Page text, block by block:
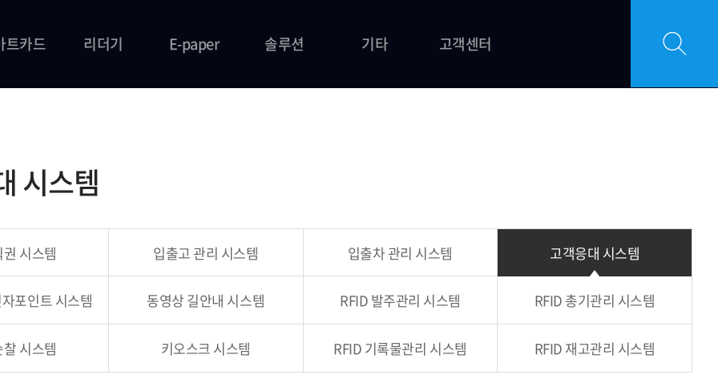
트카드 리더기 E-paper 솔루션 기타 고객센터
시스템
시스템 입출고 관리 시스템 입출차 관리 시스템 고객응대 시스템
포인트 시스템 동영상 길안내 시스템 RFID 발주관리 시스템 RFID 총기관리 시스템
시스템 키오스크 시스템 RFID 기록물관리 시스템 RFID 재고관리 시스템